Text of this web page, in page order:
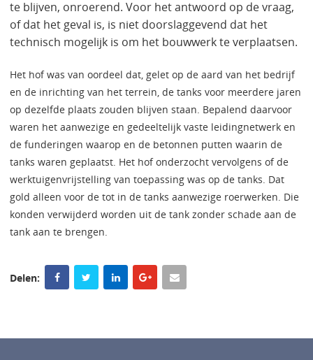
te blijven, onroerend. Voor het antwoord op de vraag,
of dat het geval is, is niet doorslaggevend dat het
technisch mogelijk is om het bouwwerk te verplaatsen.
Het hof was van oordeel dat, gelet op de aard van het bedrijf
en de inrichting van het terrein, de tanks voor meerdere jaren
op dezelfde plaats zouden blijven staan. Bepalend daarvoor
waren het aanwezige en gedeeltelijk vaste leidingnetwerk en
de funderingen waarop en de betonnen putten waarin de
tanks waren geplaatst. Het hof onderzocht vervolgens of de
werktuigenvrijstelling van toepassing was op de tanks. Dat
gold alleen voor de tot in de tanks aanwezige roerwerken. Die
konden verwijderd worden uit de tank zonder schade aan de
tank aan te brengen.
Delen: